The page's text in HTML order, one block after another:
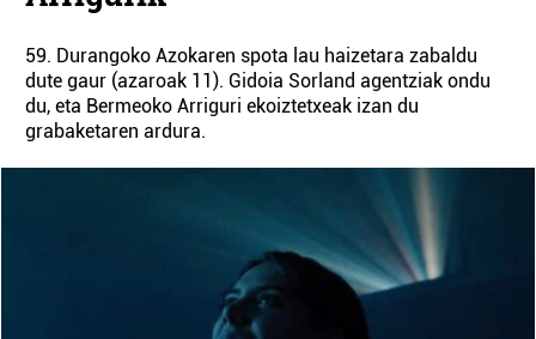
59. Durangoko Azokaren spota lau haizetara zabaldu
dute gaur (azaroak 11). Gidoia Sorland agentziak ondu
du, eta Bermeoko Arriguri ekoiztetxeak izan du
grabaketaren ardura.